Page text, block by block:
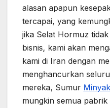
alasan apapun
tercapai, yang
jika Selat Hormuz
bisnis, kami akan
kami di Iran dengan
menghancurkan
mereka, Sumur Minyak
mungkin semua pabrik